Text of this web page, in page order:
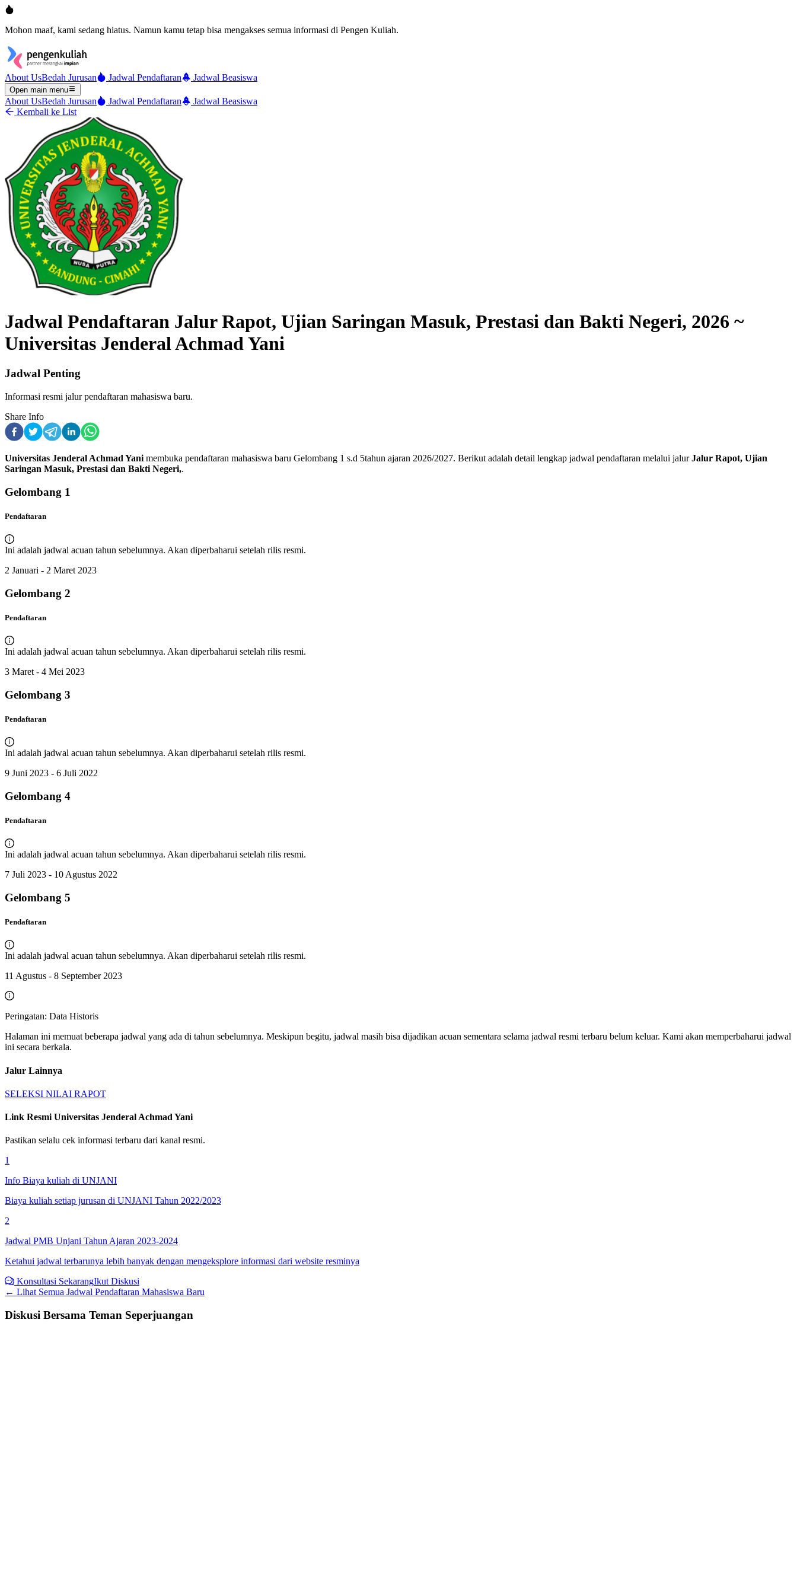
Mohon maaf, kami sedang hiatus. Namun kamu tetap bisa mengakses semua informasi di Pengen Kuliah.
About UsBedah Jurusan Jadwal Pendaftaran Jadwal Beasiswa
Open main menu
About UsBedah Jurusan Jadwal Pendaftaran
Jadwal Beasiswa
Kembali ke List
Jadwal Pendaftaran Jalur Rapot, Ujian Saringan Masuk, Prestasi dan Bakti Negeri, 2026 ~
Universitas Jenderal Achmad Yani
Jadwal Penting
Informasi resmi jalur pendaftaran mahasiswa baru.
Share Info
Universitas Jenderal Achmad Yani membuka pendaftaran mahasiswa baru Gelombang 1 s.d 5tahun ajaran 2026/2027. Berikut adalah detail lengkap jadwal pendaftaran melalui jalur Jalur Rapot, Ujian
Saringan Masuk, Prestasi dan Bakti Negeri,.
Gelombang 1
Pendaftaran
Ini adalah jadwal acuan tahun sebelumnya. Akan diperbaharui setelah rilis resmi.
2 Januari - 2 Maret 2023
Gelombang 2
Pendaftaran
Ini adalah jadwal acuan tahun sebelumnya. Akan diperbaharui setelah rilis resmi.
3 Maret - 4 Mei 2023
Gelombang 3
Pendaftaran
Ini adalah jadwal acuan tahun sebelumnya. Akan diperbaharui setelah rilis resmi.
9 Juni 2023 - 6 Juli 2022
Gelombang 4
Pendaftaran
Ini adalah jadwal acuan tahun sebelumnya. Akan diperbaharui setelah rilis resmi.
7 Juli 2023 - 10 Agustus 2022
Gelombang 5
Pendaftaran
Ini adalah jadwal acuan tahun sebelumnya. Akan diperbaharui setelah rilis resmi.
11 Agustus - 8 September 2023
Peringatan: Data Historis
Halaman ini memuat beberapa jadwal yang ada di tahun sebelumnya. Meskipun begitu, jadwal masih bisa dijadikan acuan sementara selama jadwal resmi terbaru belum keluar. Kami akan memperbaharui jadwal
ini secara berkala.
Jalur Lainnya
SELEKSI NILAI RAPOT
Link Resmi Universitas Jenderal Achmad Yani
Pastikan selalu cek informasi terbaru dari kanal resmi.
1
Info Biaya kuliah di UNJANI
Biaya kuliah setiap jurusan di UNJANI Tahun 2022/2023
2
Jadwal PMB Unjani Tahun Ajaran 2023-2024
Ketahui jadwal terbarunya lebih banyak dengan mengeksplore informasi dari website resminya
Konsultasi SekarangIkut Diskusi
← Lihat Semua Jadwal Pendaftaran Mahasiswa Baru
Diskusi Bersama Teman Seperjuangan